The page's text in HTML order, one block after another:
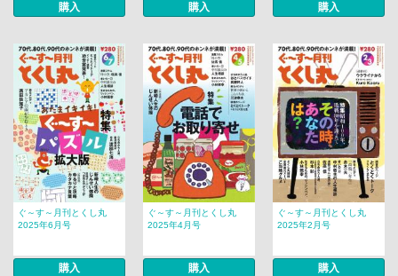
購入 購入 購入
ぐ～す～月刊とくし丸
2025年6月号
購入
ぐ～す～月刊とくし丸
2025年4月号
購入
ぐ～す～月刊とくし丸
2025年2月号
購入